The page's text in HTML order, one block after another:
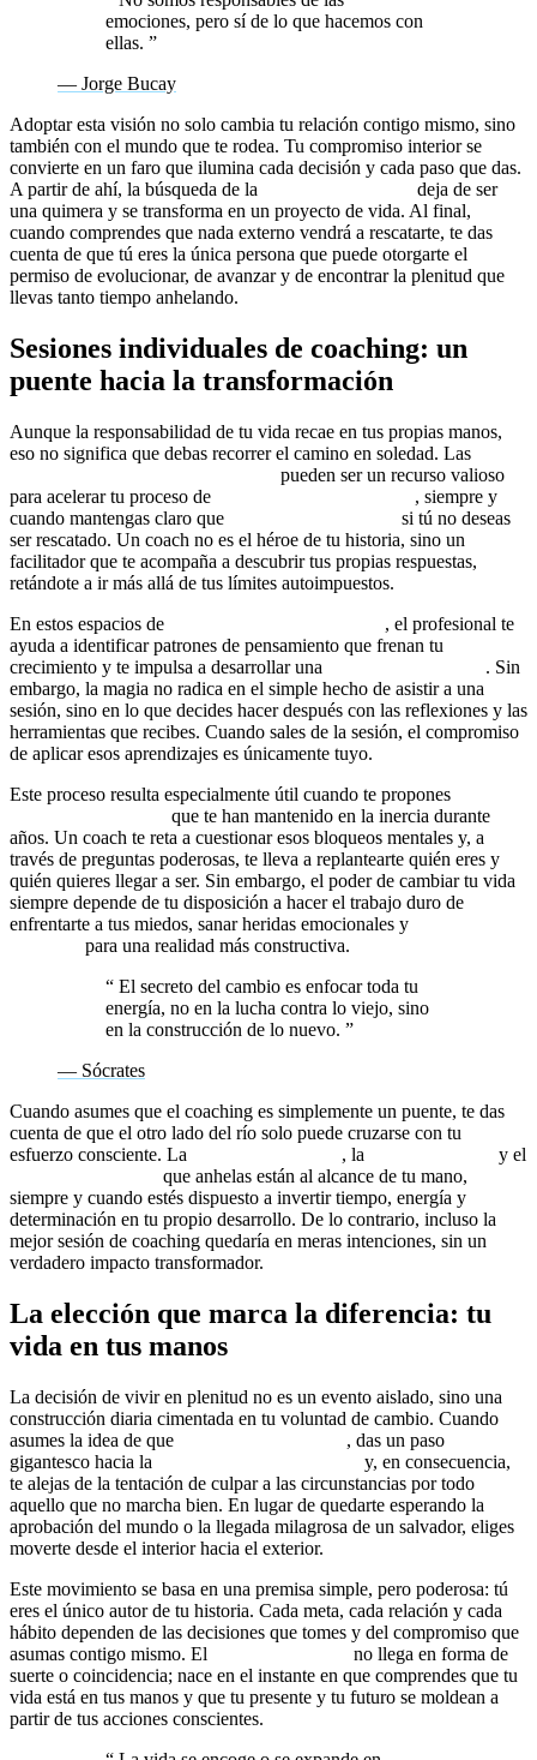
emociones, pero sí de lo que hacemos con
ellas. ”
— Jorge Bucay
Adoptar esta visión no solo cambia tu relación contigo mismo, sino
también con el mundo que te rodea. Tu compromiso interior se
convierte en un faro que ilumina cada decisión y cada paso que das.
A partir de ahí, la búsqueda de la
deja de ser
una quimera y se transforma en un proyecto de vida. Al final,
cuando comprendes que nada externo vendrá a rescatarte, te das
cuenta de que tú eres la única persona que puede otorgarte el
permiso de evolucionar, de avanzar y de encontrar la plenitud que
llevas tanto tiempo anhelando.
Sesiones individuales de coaching: un
puente hacia la transformación
Aunque la responsabilidad de tu vida recae en tus propias manos,
eso no significa que debas recorrer el camino en soledad. Las
pueden ser un recurso valioso
para acelerar tu proceso de
, siempre y
cuando mantengas claro que
si tú no deseas
ser rescatado. Un coach no es el héroe de tu historia, sino un
facilitador que te acompaña a descubrir tus propias respuestas,
retándote a ir más allá de tus límites autoimpuestos.
En estos espacios de
, el profesional te
ayuda a identificar patrones de pensamiento que frenan tu
crecimiento y te impulsa a desarrollar una
. Sin
embargo, la magia no radica en el simple hecho de asistir a una
sesión, sino en lo que decides hacer después con las reflexiones y las
herramientas que recibes. Cuando sales de la sesión, el compromiso
de aplicar esos aprendizajes es únicamente tuyo.
Este proceso resulta especialmente útil cuando te propones
que te han mantenido en la inercia durante
años. Un coach te reta a cuestionar esos bloqueos mentales y, a
través de preguntas poderosas, te lleva a replantearte quién eres y
quién quieres llegar a ser. Sin embargo, el poder de cambiar tu vida
siempre depende de tu disposición a hacer el trabajo duro de
enfrentarte a tus miedos, sanar heridas emocionales y
para una realidad más constructiva.
“ El secreto del cambio es enfocar toda tu
energía, no en la lucha contra lo viejo, sino
en la construcción de lo nuevo. ”
— Sócrates
Cuando asumes que el coaching es simplemente un puente, te das
cuenta de que el otro lado del río solo puede cruzarse con tu
esfuerzo consciente. La
, la
y el
que anhelas están al alcance de tu mano,
siempre y cuando estés dispuesto a invertir tiempo, energía y
determinación en tu propio desarrollo. De lo contrario, incluso la
mejor sesión de coaching quedaría en meras intenciones, sin un
verdadero impacto transformador.
La elección que marca la diferencia: tu
vida en tus manos
La decisión de vivir en plenitud no es un evento aislado, sino una
construcción diaria cimentada en tu voluntad de cambio. Cuando
asumes la idea de que
, das un paso
gigantesco hacia la
y, en consecuencia,
te alejas de la tentación de culpar a las circunstancias por todo
aquello que no marcha bien. En lugar de quedarte esperando la
aprobación del mundo o la llegada milagrosa de un salvador, eliges
moverte desde el interior hacia el exterior.
Este movimiento se basa en una premisa simple, pero poderosa: tú
eres el único autor de tu historia. Cada meta, cada relación y cada
hábito dependen de las decisiones que tomes y del compromiso que
asumas contigo mismo. El
no llega en forma de
suerte o coincidencia; nace en el instante en que comprendes que tu
vida está en tus manos y que tu presente y tu futuro se moldean a
partir de tus acciones conscientes.